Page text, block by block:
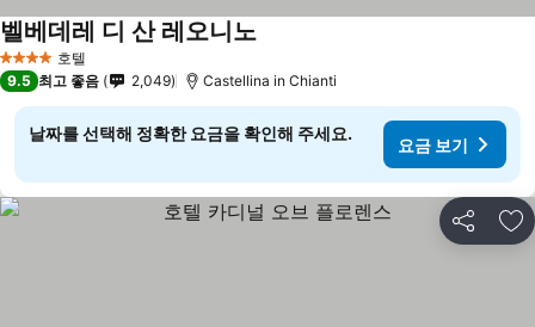
4 성급 호텔
벨베데레 디 산 레오니노요금 보기
9.5 최고 좋음 2,049 Castellina in Chianti
날짜를 선택해 정확한 요금을 확인해 주세요.
요금 보기
공유 즐